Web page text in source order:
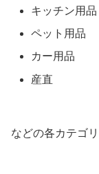
キッチン用品
ペット用品
カー用品
産直
などの各カテゴ